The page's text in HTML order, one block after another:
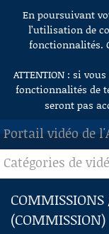
Aller au contenu
En poursuivant
l’utilisation de
fonctionnalités.
ATTENTION : si
fonctionnalités de
seront pas
Portail vidéo de
ACCUEIL
EN DIRECT
À LA DEMANDE
Catégories de
COMMISSIONS
(COMMISSION)